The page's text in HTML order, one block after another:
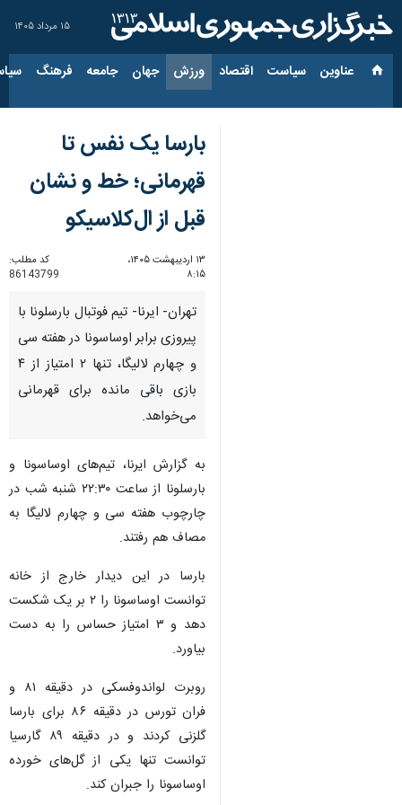
۱۵ مرداد ۱۴۰۵
عناوین‌ سیاست اقتصاد ورزش جهان جامعه فرهنگ
بارسا یک نفس تا
قهرمانی؛ خط و نشان
قبل از ال‌کلاسیکو
۱۳ اردیبهشت ۱۴۰۵،
۸:۱۵
کد مطلب:
86143799
تهران- ایرنا- تیم فوتبال بارسلونا با
پیروزی برابر اوساسونا در هفته سی
و چهارم لالیگا، تنها ۲ امتیاز از ۴
بازی باقی مانده برای قهرمانی
می‌خواهد.
به گزارش ایرنا، تیم‌های اوساسونا و
بارسلونا از ساعت ۲۲:۳۰ شنبه شب در
چارچوب هفته سی و چهارم لالیگا به
مصاف هم رفتند.
بارسا در این دیدار خارج از خانه
توانست اوساسونا را ۲ بر یک شکست
دهد و ۳ امتیاز حساس را به دست
بیاورد.
روبرت لواندوفسکی در دقیقه ۸۱ و
فران تورس در دقیقه ۸۶ برای بارسا
گلزنی کردند و در دقیقه ۸۹ گارسیا
توانست تنها یکی از گل‌های خورده
اوساسونا را جبران کند.